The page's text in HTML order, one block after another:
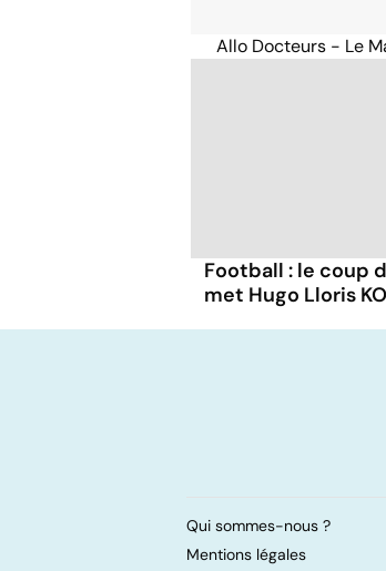
Allo Docteurs - Le
Football : le coup
met Hugo Lloris KO
Qui sommes-nous ?
Mentions légales